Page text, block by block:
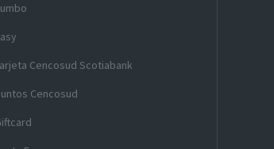
Cencosud Scotiabank
Cencosud